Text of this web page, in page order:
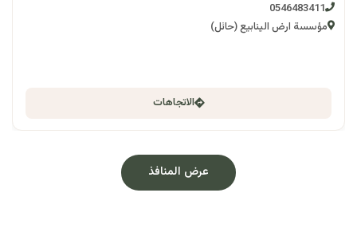
0546483411
مؤسسة ارض الينابيع (حائل)
الاتجاهات
عرض المنافذ